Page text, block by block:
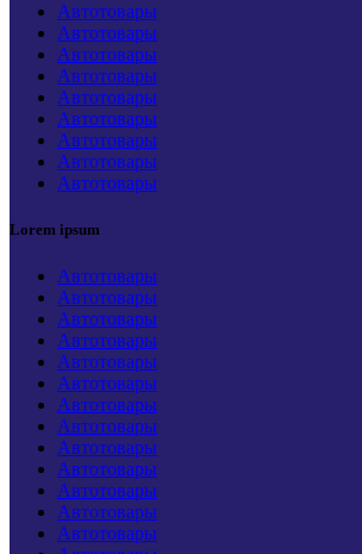
Автотовары
Автотовары
Автотовары
Автотовары
Автотовары
Автотовары
Автотовары
Автотовары
Автотовары
Lorem ipsum
Автотовары
Автотовары
Автотовары
Автотовары
Автотовары
Автотовары
Автотовары
Автотовары
Автотовары
Автотовары
Автотовары
Автотовары
Автотовары